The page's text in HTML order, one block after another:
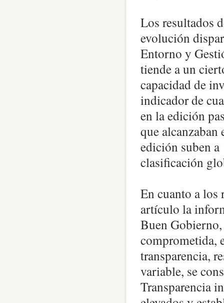
Los resultados
evolución
Entorno y
tiende a un
capacidad de
indicador de
en la edición
que alcanzaban
edición suben a
clasificación
En cuanto a los
artículo la
Buen
comprometida,
transparencia,
variable, se
Transparencia